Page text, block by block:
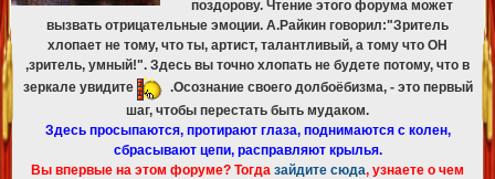
поздорову. Чтение этого форума может
вызвать отрицательные эмоции. А.Райкин говорил:"Зритель
хлопает не тому, что ты, артист, талантливый, а тому что ОН
,зритель, умный!". Здесь вы точно хлопать не будете потому, что в
зеркале увидите
.Осознание своего долбоёбизма, - это первый
шаг, чтобы перестать быть мудаком.
Здесь просыпаются, протирают глаза, поднимаются с колен,
сбрасывают цепи, расправляют крылья.
Вы впервые на этом форуме? Тогда зайдите сюда, узнаете о чем